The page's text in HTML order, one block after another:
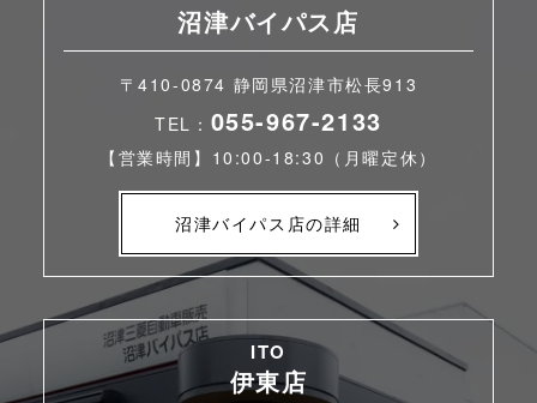
沼津バイパス店
〒410-0874 静岡県沼津市松長913
TEL： 055-967-2133
【営業時間】10:00-18:30（月曜定休）
沼津バイパス店の詳細
ITO
伊東店